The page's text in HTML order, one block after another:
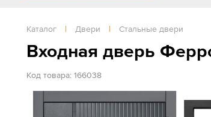
Каталог | Двери | Стальные двери
Входная дверь
Код товара: 166038